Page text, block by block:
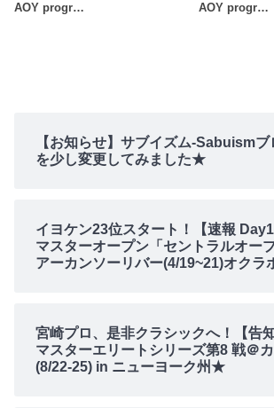
AOY progr…
AOY progr…
【お知らせ】サブイズム-Sabuism
を少し変更してみました★
イヨケン23位スタート！【速報
マスターオープン「セントラルオー
アーカンソーリバー(4/19~21)オクラ
宮崎プロ、是非クラシックへ！【告
マスターエリートシリーズ第8 戦＠
(8/22-25) in ニューヨーク州★